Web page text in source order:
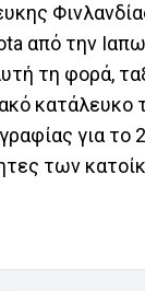
από την
τη φορά,
κατάλευκο
για το
των